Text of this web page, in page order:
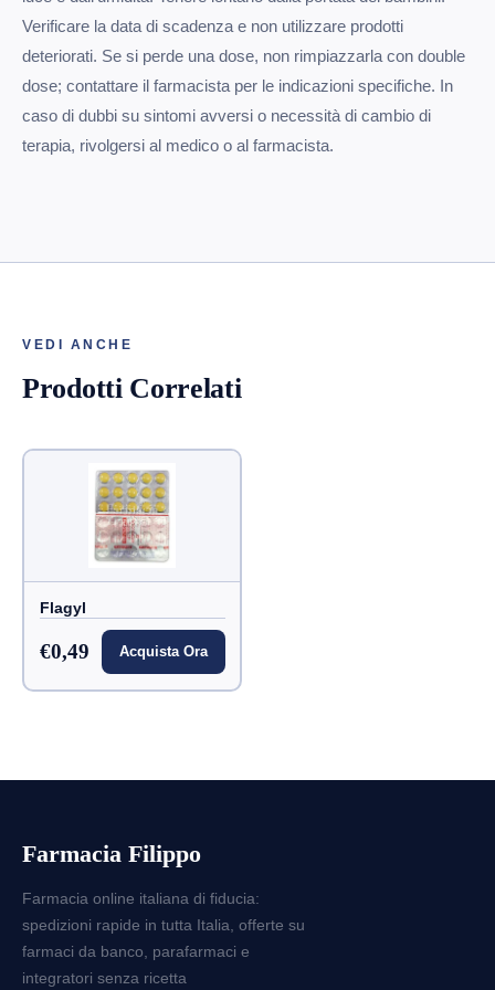
Verificare la data di scadenza e non utilizzare prodotti
deteriorati. Se si perde una dose, non rimpiazzarla con double
dose; contattare il farmacista per le indicazioni specifiche. In
caso di dubbi su sintomi avversi o necessità di cambio di
terapia, rivolgersi al medico o al farmacista.
VEDI ANCHE
Prodotti Correlati
Flagyl
€0,49 Acquista Ora
Farmacia Filippo
Farmacia online italiana di fiducia:
spedizioni rapide in tutta Italia, offerte su
farmaci da banco, parafarmaci e
integratori senza ricetta